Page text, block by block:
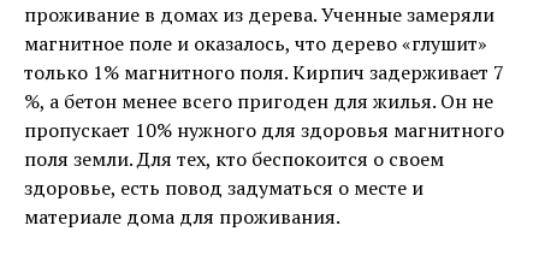
проживание в домах из дерева. Ученные замеряли
магнитное поле и оказалось, что дерево «глушит»
только 1% магнитного поля. Кирпич задерживает 7
%, а бетон менее всего пригоден для жилья. Он не
пропускает 10% нужного для здоровья магнитного
поля земли. Для тех, кто беспокоится о своем
здоровье, есть повод задуматься о месте и
материале дома для проживания.